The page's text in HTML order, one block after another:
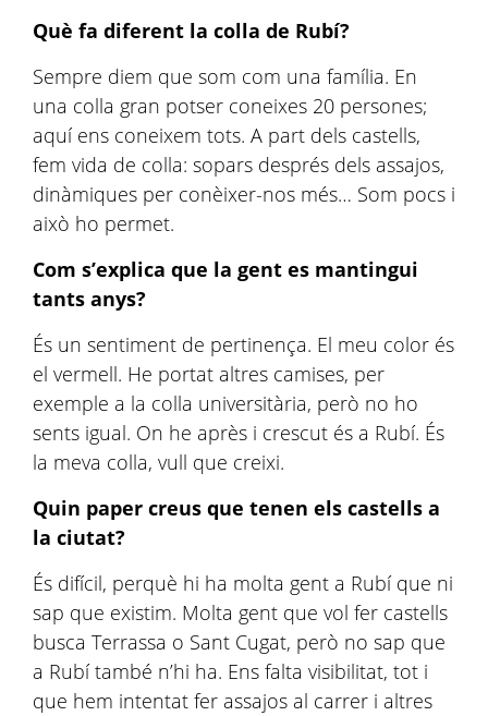
Què fa diferent la colla de Rubí?
Sempre diem que som com una família. En
una colla gran potser coneixes 20 persones;
aquí ens coneixem tots. A part dels castells,
fem vida de colla: sopars després dels assajos,
dinàmiques per conèixer-nos més… Som pocs i
això ho permet.
Com s’explica que la gent es mantingui
tants anys?
És un sentiment de pertinença. El meu color és
el vermell. He portat altres camises, per
exemple a la colla universitària, però no ho
sents igual. On he après i crescut és a Rubí. És
la meva colla, vull que creixi.
Quin paper creus que tenen els castells a
la ciutat?
És difícil, perquè hi ha molta gent a Rubí que ni
sap que existim. Molta gent que vol fer castells
busca Terrassa o Sant Cugat, però no sap que
a Rubí també n’hi ha. Ens falta visibilitat, tot i
que hem intentat fer assajos al carrer i altres